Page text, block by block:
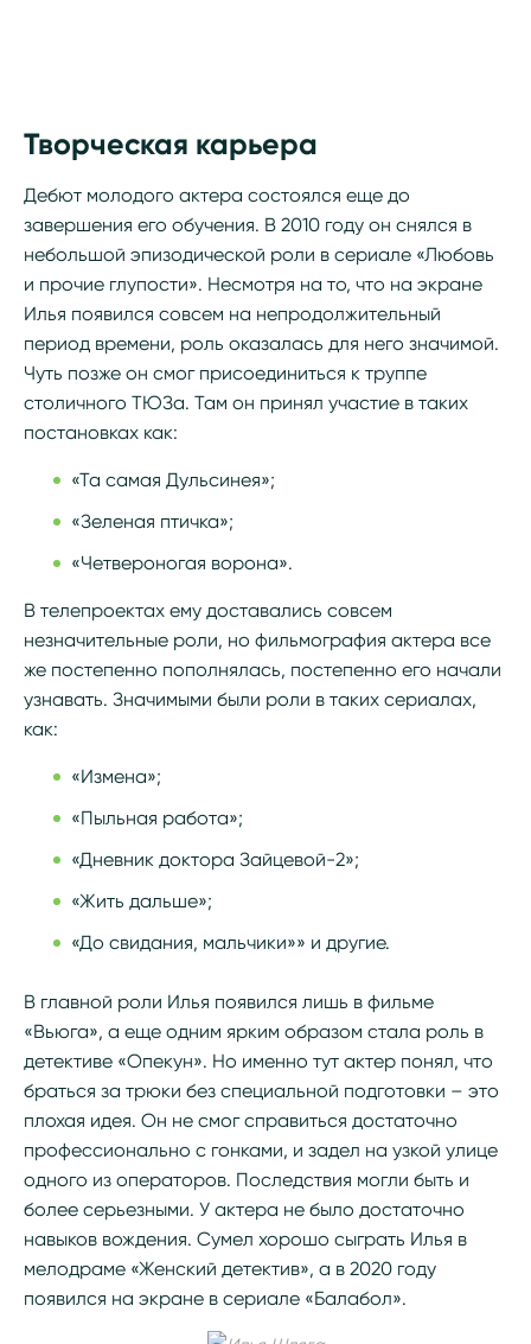
Творческая карьера
Дебют молодого актера состоялся еще до
завершения его обучения. В 2010 году он снялся в
небольшой эпизодической роли в сериале «Любовь
и прочие глупости». Несмотря на то, что на экране
Илья появился совсем на непродолжительный
период времени, роль оказалась для него значимой.
Чуть позже он смог присоединиться к труппе
столичного ТЮЗа. Там он принял участие в таких
постановках как:
«Та самая Дульсинея»;
«Зеленая птичка»;
«Четвероногая ворона».
В телепроектах ему доставались совсем
незначительные роли, но фильмография актера все
же постепенно пополнялась, постепенно его начали
узнавать. Значимыми были роли в таких сериалах,
как:
«Измена»;
«Пыльная работа»;
«Дневник доктора Зайцевой-2»;
«Жить дальше»;
«До свидания, мальчики»» и другие.
В главной роли Илья появился лишь в фильме
«Вьюга», а еще одним ярким образом стала роль в
детективе «Опекун». Но именно тут актер понял, что
браться за трюки без специальной подготовки – это
плохая идея. Он не смог справиться достаточно
профессионально с гонками, и задел на узкой улице
одного из операторов. Последствия могли быть и
более серьезными. У актера не было достаточно
навыков вождения. Сумел хорошо сыграть Илья в
мелодраме «Женский детектив», а в 2020 году
появился на экране в сериале «Балабол».